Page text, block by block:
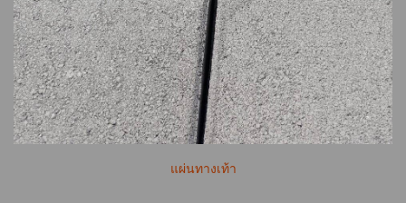
แผ่นทางเท้า